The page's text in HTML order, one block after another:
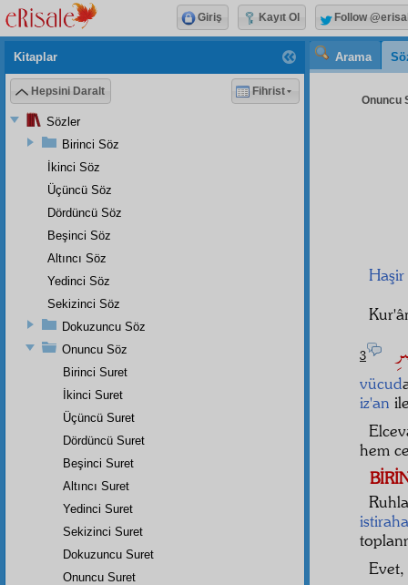
Arama
Onuncu
Haşir
3
vücud
iz'an
hem
Kitaplar
Hepsini Daralt Fihrist
Sözler
Birinci Söz
İkinci Söz
Üçüncü Söz
Dördüncü Söz
Beşinci Söz
Altıncı Söz
Yedinci Söz
Sekizinci Söz
Dokuzuncu Söz
Onuncu Söz
Birinci Suret
İkinci Suret
Üçüncü Suret
Dördüncü Suret
Beşinci Suret
Altıncı Suret
Yedinci Suret
Sekizinci Suret
Dokuzuncu Suret
Onuncu Suret
Giriş Kayıt Ol Follow